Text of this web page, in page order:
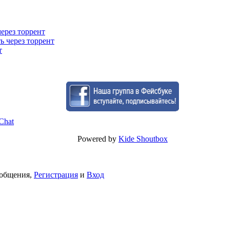
торрент
через торрент
Powered by Kide Shoutbox
Регистрация и Вход